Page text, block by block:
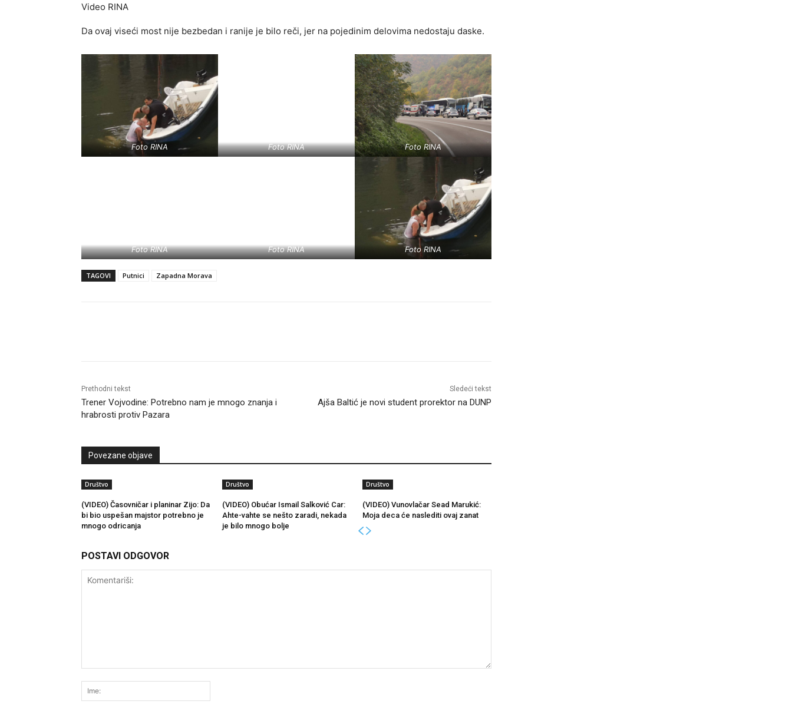
Video RINA
Da ovaj viseći most nije bezbedan i ranije je bilo reči, jer na pojedinim delovima nedostaju daske.
Foto RINA Foto RINA Foto RINA
Foto RINA Foto RINA Foto RINA
TAGOVI Putnici Zapadna Morava
Prethodni tekst
Trener Vojvodine: Potrebno nam je mnogo znanja i
hrabrosti protiv Pazara
Sledeći tekst
Ajša Baltić je novi student prorektor na DUNP
Povezane objave
Društvo
(VIDEO) Časovničar i planinar Zijo: Da
bi bio uspešan majstor potrebno je
mnogo odricanja
Društvo
(VIDEO) Obućar Ismail Salković Car:
Ahte-vahte se nešto zaradi, nekada
je bilo mnogo bolje
Društvo
(VIDEO) Vunovlačar Sead Marukić:
Moja deca će naslediti ovaj zanat
POSTAVI ODGOVOR